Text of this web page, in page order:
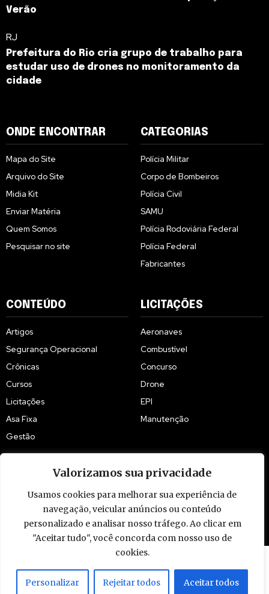
Valorizamos sua privacidade
Usamos cookies para melhorar sua experiência de
navegação, veicular anúncios ou conteúdo
personalizado e analisar nosso tráfego. Ao clicar em
"Aceitar tudo", você concorda com nosso uso de
cookies.
Personalizar Rejeitar todos Aceitar todos
Verão
RJ
Prefeitura do Rio cria grupo de trabalho para
estudar uso de drones no monitoramento da
cidade
ONDE ENCONTRAR
Mapa do Site
Arquivo do Site
Midia Kit
Enviar Matéria
Quem Somos
Pesquisar no site
CATEGORIAS
Polícia Militar
Corpo de Bombeiros
Polícia Civil
SAMU
Polícia Rodoviária Federal
Polícia Federal
Fabricantes
CONTEÚDO
Artigos
Segurança Operacional
Crônicas
Cursos
Licitações
Asa Fixa
Gestão
LICITAÇÕES
Aeronaves
Combustível
Concurso
Drone
EPI
Manutenção
© 2009 - 2026 Piloto Policial. Todos os direitos reservados. Brasil.